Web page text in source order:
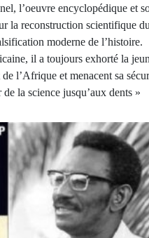
l’oeuvre encyclopédique et
la reconstruction scientifique
moderne de l’histoire.
il a toujours exhorté la
l’Afrique et menacent sa
la science jusqu’aux dents »